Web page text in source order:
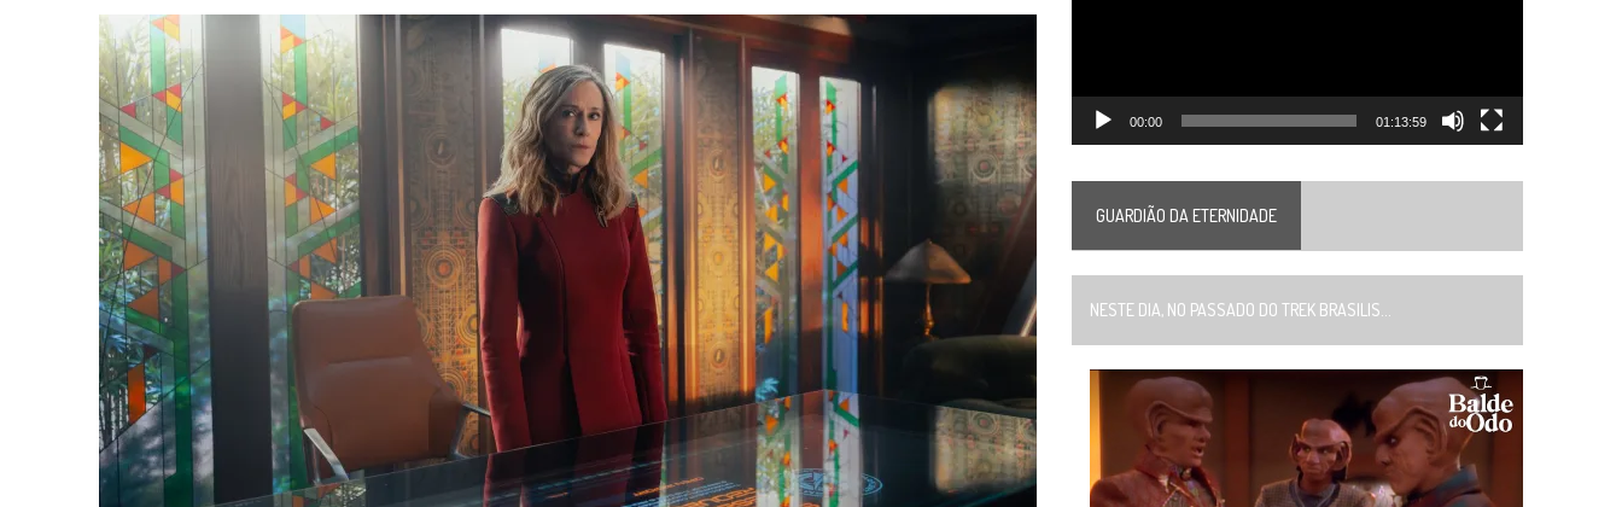
31 DE JULHO DE 2026 BOX DELUXE DO ANO 5 DA COLEÇÃO TREK BRASILISJÁ DISPONÍVEL EM PRÉ-VENDA!
6 DE AGOSTO DE 2026 | NOVA TEMPORADA DE , SÉRIE DOCUMENTAL DE STAR TREK , CHEGA EM 8 DE SETEMBRO
00:00 01:13:59
GUARDIÃO DA ETERNIDADE
NESTE DIA, NO PASSADO DO TREK BRASILIS...